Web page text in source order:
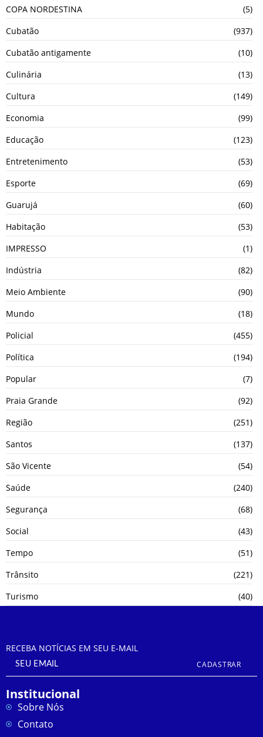
COPA NORDESTINA
(5)
Cubatão
(937)
Cubatão antigamente
(10)
Culinária
(13)
Cultura
(149)
Economia
(99)
Educação
(123)
Entretenimento
(53)
Esporte
(69)
Guarujá
(60)
Habitação
(53)
IMPRESSO
(1)
Indústria
(82)
Meio Ambiente
(90)
Mundo
(18)
Policial
(455)
Política
(194)
Popular
(7)
Praia Grande
(92)
Região
(251)
Santos
(137)
São Vicente
(54)
Saúde
(240)
Segurança
(68)
Social
(43)
Tempo
(51)
Trânsito
(221)
Turismo
(40)
RECEBA NOTÍCIAS EM SEU E-MAIL
CADASTRAR
Institucional
Sobre Nós
Contato